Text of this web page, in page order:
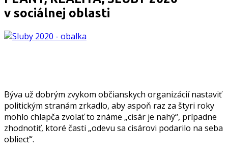
v sociálnej oblasti
Býva už dobrým zvykom občianskych organizácií nastaviť
politickým stranám zrkadlo, aby aspoň raz za štyri roky
mohlo chlapča zvolať to známe „cisár je nahý“, prípadne
zhodnotiť, ktoré časti „odevu sa cisárovi podarilo na seba
obliecť“.